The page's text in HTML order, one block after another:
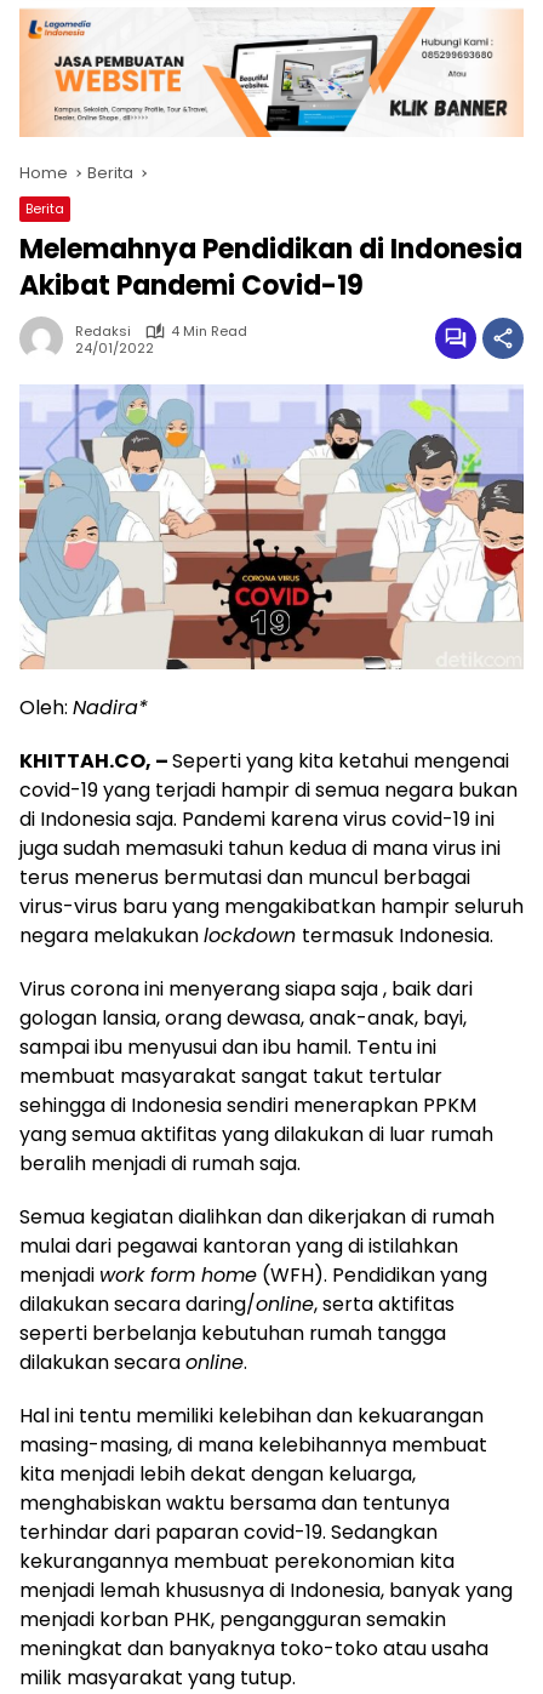
Home Berita
Berita
Melemahnya Pendidikan di Indonesia
Akibat Pandemi Covid-19
Redaksi
4 Min Read
24/01/2022
Oleh: Nadira*
KHITTAH.CO, –Seperti yang kita ketahui mengenai
covid-19 yang terjadi hampir di semua negara bukan
di Indonesia saja. Pandemi karena virus covid-19 ini
juga sudah memasuki tahun kedua di mana virus ini
terus menerus bermutasi dan muncul berbagai
virus-virus baru yang mengakibatkan hampir seluruh
negara melakukanlockdown termasuk Indonesia.
Virus corona ini menyerang siapa saja , baik dari
gologan lansia, orang dewasa, anak-anak, bayi,
sampai ibu menyusui dan ibu hamil. Tentu ini
membuat masyarakat sangat takut tertular
sehingga di Indonesia sendiri menerapkan PPKM
yang semua aktifitas yang dilakukan di luar rumah
beralih menjadi di rumah saja.
Semua kegiatan dialihkan dan dikerjakan di rumah
mulai dari pegawai kantoran yang di istilahkan
menjadi work form home (WFH). Pendidikan yang
dilakukan secara daring/online, serta aktifitas
seperti berbelanja kebutuhan rumah tangga
dilakukan secaraonline.
Hal ini tentu memiliki kelebihan dan kekuarangan
masing-masing, di mana kelebihannya membuat
kita menjadi lebih dekat dengan keluarga,
menghabiskan waktu bersama dan tentunya
terhindar dari paparan covid-19. Sedangkan
kekurangannya membuat perekonomian kita
menjadi lemah khususnya di Indonesia, banyak yang
menjadi korban PHK, pengangguran semakin
meningkat dan banyaknya toko-toko atau usaha
milik masyarakat yang tutup.